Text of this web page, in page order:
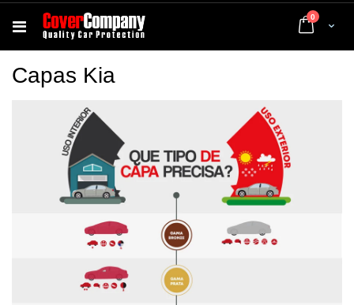
Cart
0 artigos
Capas Kia